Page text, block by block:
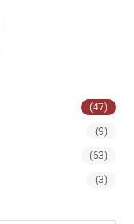
(47)
(9)
(63)
(3)